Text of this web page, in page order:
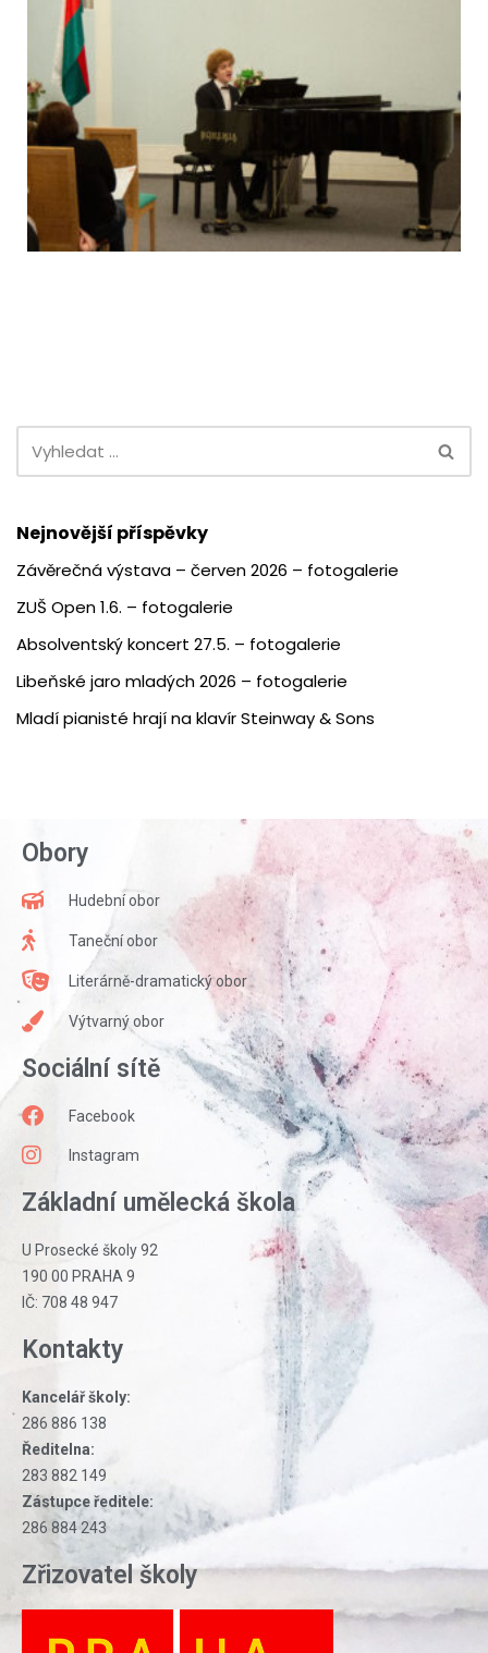
Nejnovější příspěvky
Závěrečná výstava – červen 2026 – fotogalerie
ZUŠ Open 1.6. – fotogalerie
Absolventský koncert 27.5. – fotogalerie
Libeňské jaro mladých 2026 – fotogalerie
Mladí pianisté hrají na klavír Steinway & Sons
Obory
Hudební obor
Taneční obor
Literárně-dramatický obor
Výtvarný obor
Sociální sítě
Facebook
Instagram
Základní umělecká škola
U Prosecké školy 92
190 00 PRAHA 9
IČ: 708 48 947
Kontakty
Kancelář školy:
286 886 138
Ředitelna:
283 882 149
Zástupce ředitele:
286 884 243
Zřizovatel školy